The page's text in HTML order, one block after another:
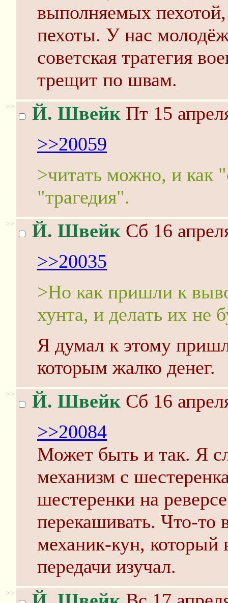
выполняемых
пехоты. У нас
советская тратегия
трещит по швам.
>> Й. Швейк Пт 15
>>20059
>читать можно, и как
"трагедия".
>> Й. Швейк Сб 16
>>20035
>Но как пришли к
хунта, и делать их не
Я думал к этому
которым жалко денег.
>> Й. Швейк Сб 16
>>20084
Может быть и так. Я
механизм с
шестеренки на
перекашивать. Что-то
механик-кун, который
передачи изучал.
>>